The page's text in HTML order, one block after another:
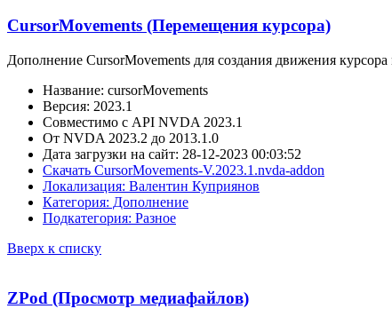
CursorMovements (Перемещения курсора)
Дополнение CursorMovements для создания движения
Название: cursorMovements
Версия: 2023.1
Совместимо с API NVDA 2023.1
От NVDA 2023.2 до 2013.1.0
Дата загрузки на сайт: 28-12-2023 00:03:52
Скачать CursorMovements-V.2023.1.nvda-addon
Локализация: Валентин Куприянов
Категория: Дополнение
Подкатегория: Разное
Вверх к списку
ZPod (Просмотр медиафайлов)